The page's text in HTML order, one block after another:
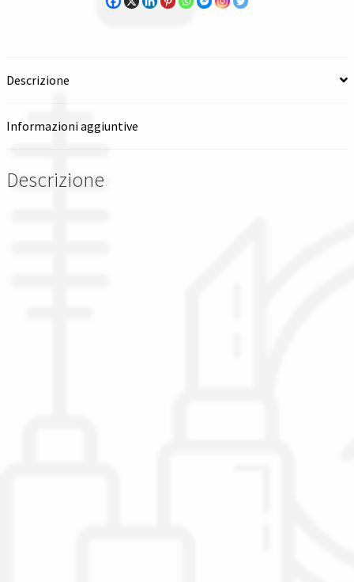
Descrizione
Informazioni aggiuntive
Descrizione